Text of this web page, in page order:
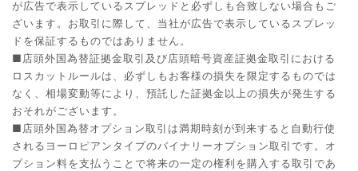
が広告で表示しているスプレッドと必ずしも合致しない場合もご
ざいます。お取引に際して、当社が広告で表示しているスプレッ
ドを保証するものではありません。
■店頭外国為替証拠金取引及び店頭暗号資産証拠金取引における
ロスカットルールは、必ずしもお客様の損失を限定するものでは
なく、相場変動等により、預託した証拠金以上の損失が発生する
おそれがございます。
■店頭外国為替オプション取引は満期時刻が到来すると自動行使
されるヨーロピアンタイプのバイナリーオプション取引です。オ
プション料を支払うことで将来の一定の権利を購入する取引であ